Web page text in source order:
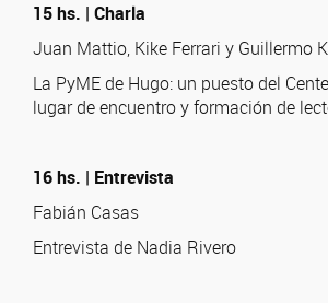
15 hs. | Charla
Juan Mattio, Kike Ferrari y Guillermo
La PyME de Hugo: un puesto del
lugar de encuentro y formación de
16 hs. | Entrevista
Fabián Casas
Entrevista de Nadia Rivero